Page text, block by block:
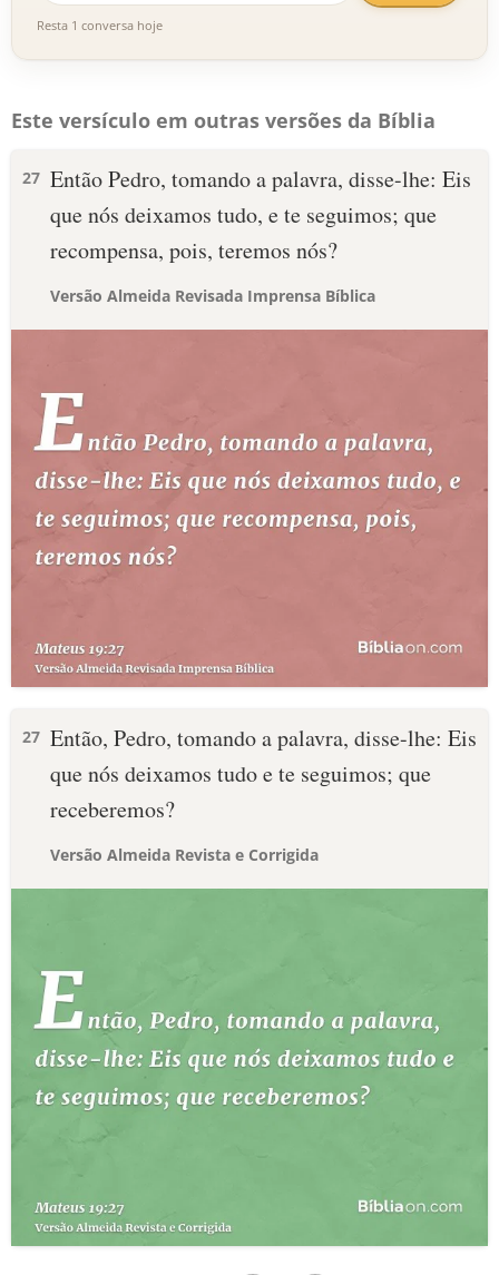
Resta 1 conversa hoje
Este versículo em outras versões da Bíblia
27 Então Pedro, tomando a palavra, disse-lhe: Eis
que nós deixamos tudo, e te seguimos; que
recompensa, pois, teremos nós?
Versão Almeida Revisada Imprensa Bíblica
27 Então, Pedro, tomando a palavra, disse-lhe: Eis
que nós deixamos tudo e te seguimos; que
receberemos?
Versão Almeida Revista e Corrigida